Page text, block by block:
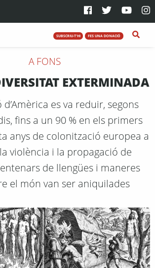
SUBSCRIU-T'HI FES UNA DONACIÓ
A FONS
EXTERMINADA
es va reduir, segons
fins a un 90 % en els primers
anys de colonització europea a
violència i la propagació de
de llengües i maneres
el món van ser aniquilades